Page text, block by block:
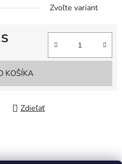
Zvoľte variant
KOŠÍKA
Zdieľať